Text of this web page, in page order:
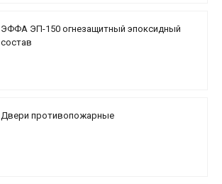
ЭФФА ЭП-150 огнезащитный эпоксидный
состав
Двери противопожарные